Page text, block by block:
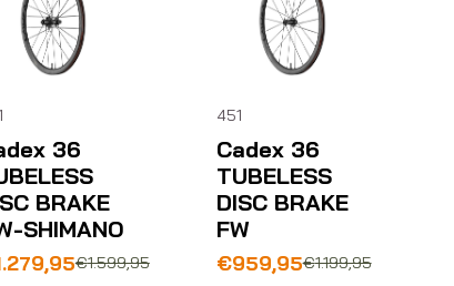
36
BRAKE
SHIMANO
€1.599,95
451
Cadex 36
TUBELESS
DISC BRAKE
FW
€1.199,95
Oorspronkelijke
€959,95
Huidige